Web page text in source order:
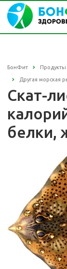
БонФит Продукты
Другая морская
Скат-
белки,